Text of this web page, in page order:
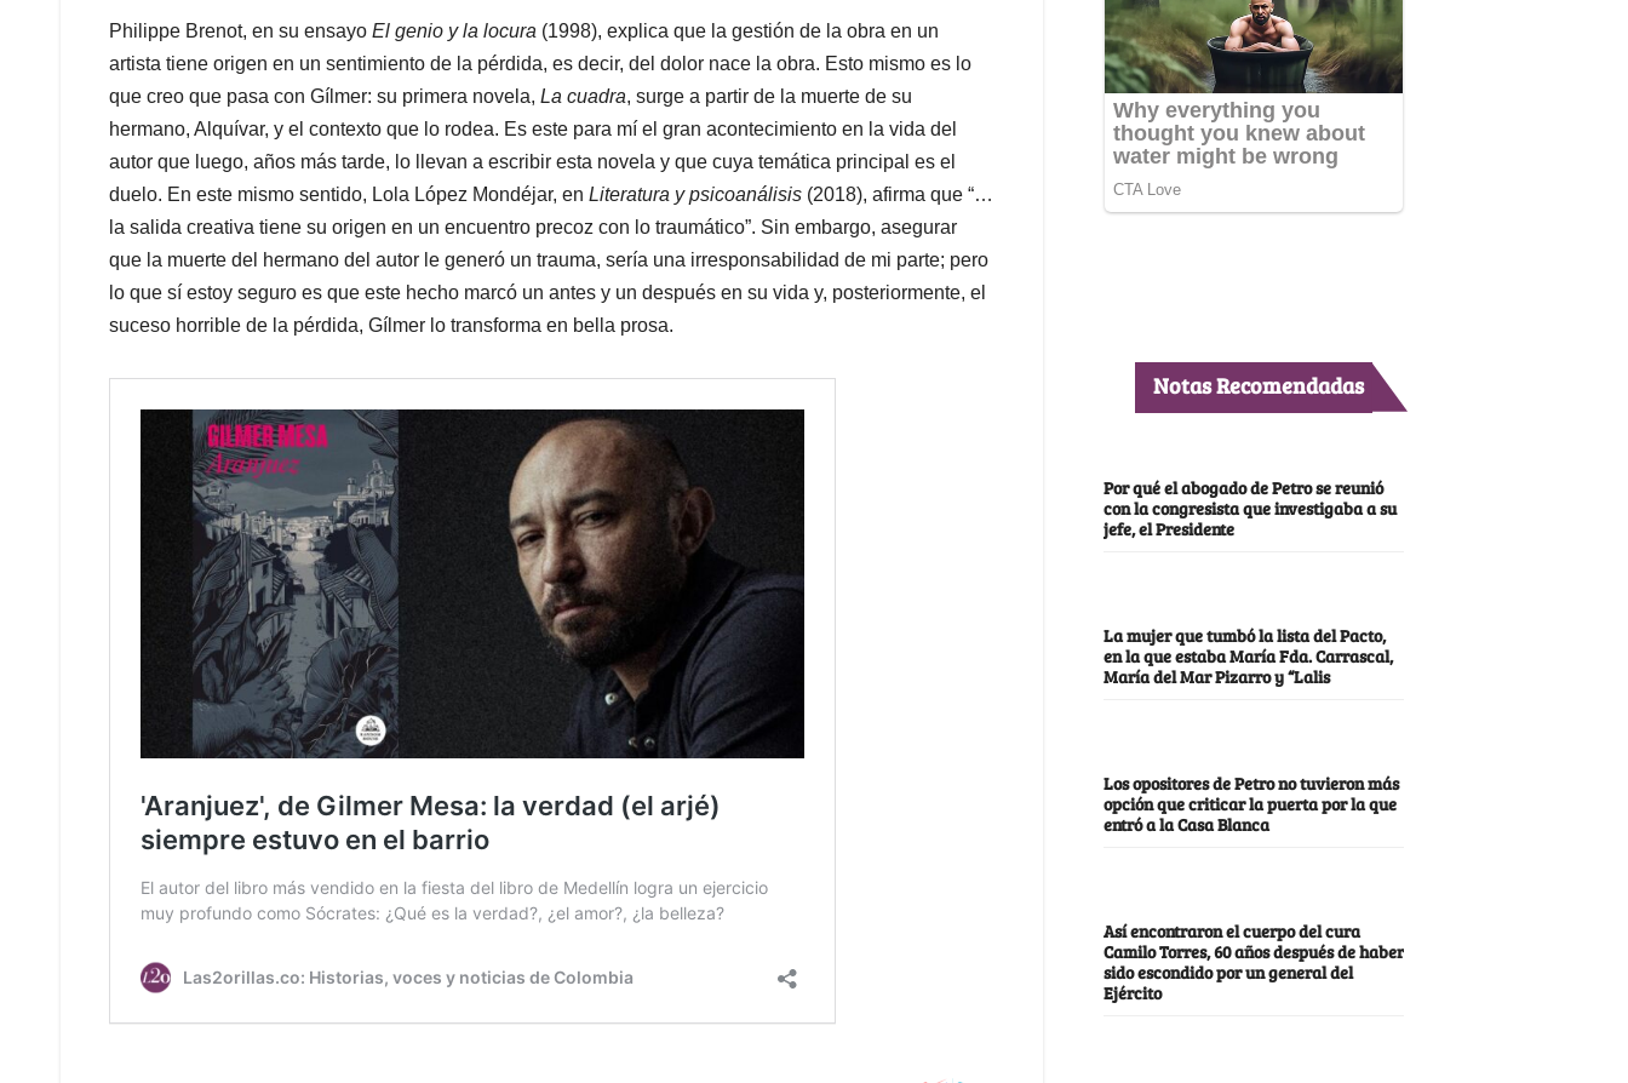
Philippe Brenot, en su ensayo El genio y la locura (1998), explica que la gestión de la obra en un
artista tiene origen en un sentimiento de la pérdida, es decir, del dolor nace la obra. Esto mismo es lo
que creo que pasa con Gílmer: su primera novela, La cuadra, surge a partir de la muerte de su
hermano, Alquívar, y el contexto que lo rodea. Es este para mí el gran acontecimiento en la vida del
autor que luego, años más tarde, lo llevan a escribir esta novela y que cuya temática principal es el
duelo. En este mismo sentido, Lola López Mondéjar, en Literatura y psicoanálisis (2018), afirma que “…
la salida creativa tiene su origen en un encuentro precoz con lo traumático”. Sin embargo, asegurar
que la muerte del hermano del autor le generó un trauma, sería una irresponsabilidad de mi parte; pero
lo que sí estoy seguro es que este hecho marcó un antes y un después en su vida y, posteriormente, el
suceso horrible de la pérdida, Gílmer lo transforma en bella prosa.
Notas Recomendadas
Por qué el abogado de Petro se reunió
con la congresista que investigaba a su
jefe, el Presidente
La mujer que tumbó la lista del Pacto,
en la que estaba María Fda. Carrascal,
María del Mar Pizarro y “Lalis
Los opositores de Petro no tuvieron más
opción que criticar la puerta por la que
entró a la Casa Blanca
Así encontraron el cuerpo del cura
Camilo Torres, 60 años después de haber
sido escondido por un general del
Ejército